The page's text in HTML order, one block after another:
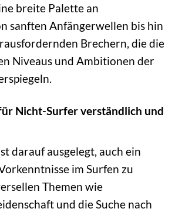
breite Palette an
sanften Anfängerwellen bis hin
Brechern, die die
Niveaus und Ambitionen der
Nicht-Surfer verständlich und
darauf ausgelegt, auch ein
im Surfen zu
Themen wie
und die Suche nach